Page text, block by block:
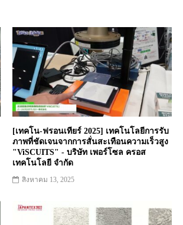
[เทคโน-ฟรอนเทียร์ 2025] เทคโนโลยีการรับ
ภาพที่ชัดเจนจากการสั่นสะเทือนความเร็วสูง
"ViSCUITS" - บริษัท เพอร์โซล ครอส
เทคโนโลยี จำกัด
สิงหาคม 13, 2025